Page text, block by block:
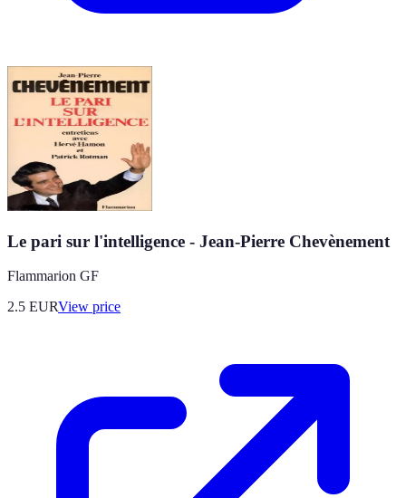
Le pari sur l'intelligence - Jean-Pierre Chevènement
Flammarion GF
2.5 EURView price